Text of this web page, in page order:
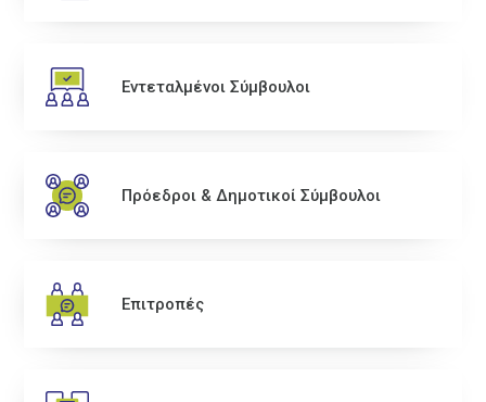
Εντεταλμένοι Σύμβουλοι
Πρόεδροι & Δημοτικοί Σύμβουλοι
Επιτροπές